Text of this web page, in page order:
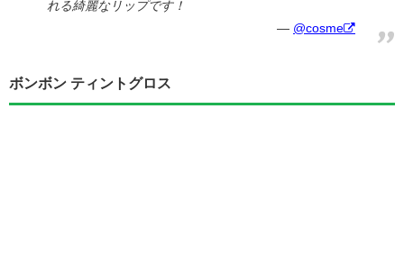
れる綺麗なリップです！
@cosme
ボンボン ティントグロス